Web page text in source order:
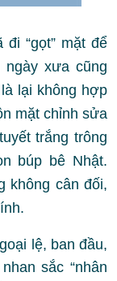
“gọt” mặt để
xưa cũng
lại không hợp
mặt chỉnh sửa
trắng trông
búp bê Nhật.
không cân đối,
lệ, ban đầu,
sắc “nhân